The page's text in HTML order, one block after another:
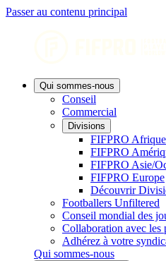
Passer au contenu principal
Qui sommes-nous
Conseil
Commercial
Divisions
FIFPRO Afrique
FIFPRO
FIFPRO Asie/
FIFPRO Europe
Découvrir
Footballers Unfiltered
Conseil mondial des
Collaboration avec les
Adhérez à votre
Qui sommes-nous